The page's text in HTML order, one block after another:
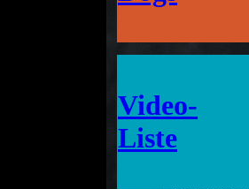
Video-
Liste